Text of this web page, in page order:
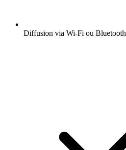
Diffusion via Wi-Fi ou Bluetooth